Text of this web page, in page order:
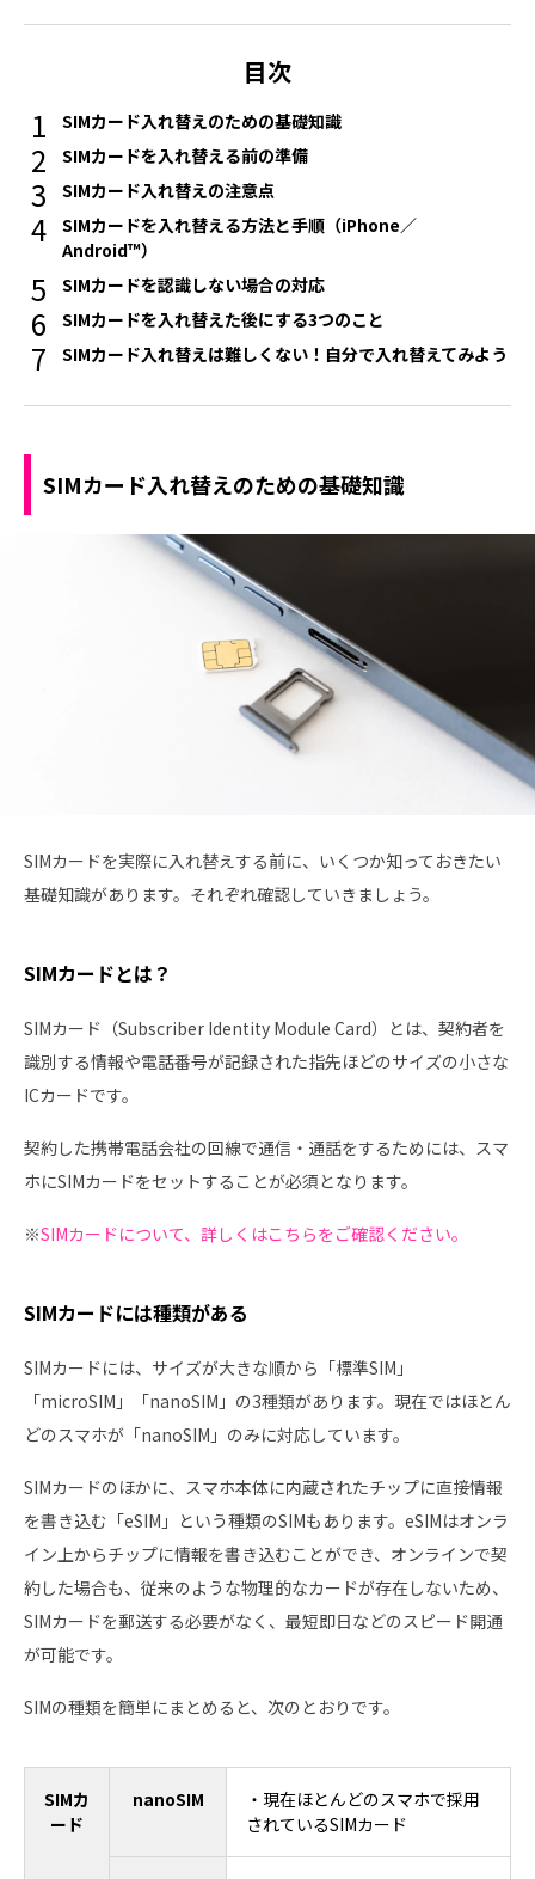
目次
SIMカード入れ替えのための基礎知識
SIMカードを入れ替える前の準備
SIMカード入れ替えの注意点
SIMカードを入れ替える方法と手順（iPhone／
Android™）
SIMカードを認識しない場合の対応
SIMカードを入れ替えた後にする3つのこと
SIMカード入れ替えは難しくない！自分で入れ替えてみよう
SIMカード入れ替えのための基礎知識
SIMカードを実際に入れ替えする前に、いくつか知っておきたい
基礎知識があります。それぞれ確認していきましょう。
SIMカードとは？
SIMカード（Subscriber Identity Module Card）とは、契約者を
識別する情報や電話番号が記録された指先ほどのサイズの小さな
ICカードです。
契約した携帯電話会社の回線で通信・通話をするためには、スマ
ホにSIMカードをセットすることが必須となります。
※SIMカードについて、詳しくはこちらをご確認ください。
SIMカードには種類がある
SIMカードには、サイズが大きな順から「標準SIM」
「microSIM」「nanoSIM」の3種類があります。現在ではほとん
どのスマホが「nanoSIM」のみに対応しています。
SIMカードのほかに、スマホ本体に内蔵されたチップに直接情報
を書き込む「eSIM」という種類のSIMもあります。eSIMはオンラ
イン上からチップに情報を書き込むことができ、オンラインで契
約した場合も、従来のような物理的なカードが存在しないため、
SIMカードを郵送する必要がなく、最短即日などのスピード開通
が可能です。
SIMの種類を簡単にまとめると、次のとおりです。
SIMカ
ード
nanoSIM
・現在ほとんどのスマホで採用
されているSIMカード